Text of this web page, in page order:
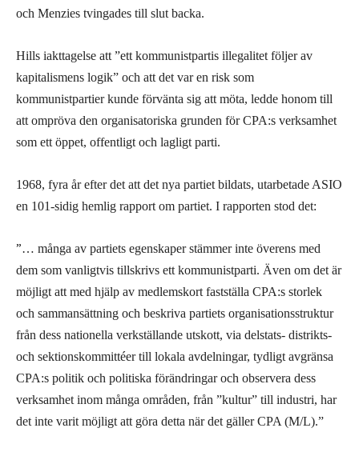
och Menzies tvingades till slut backa.
Hills iakttagelse att ”ett kommunistpartis illegalitet följer av
kapitalismens logik” och att det var en risk som
kommunistpartier kunde förvänta sig att möta, ledde honom till
att ompröva den organisatoriska grunden för CPA:s verksamhet
som ett öppet, offentligt och lagligt parti.
1968, fyra år efter det att det nya partiet bildats, utarbetade ASIO
en 101-sidig hemlig rapport om partiet. I rapporten stod det:
”… många av partiets egenskaper stämmer inte överens med
dem som vanligtvis tillskrivs ett kommunistparti. Även om det är
möjligt att med hjälp av medlemskort fastställa CPA:s storlek
och sammansättning och beskriva partiets organisationsstruktur
från dess nationella verkställande utskott, via delstats- distrikts-
och sektionskommittéer till lokala avdelningar, tydligt avgränsa
CPA:s politik och politiska förändringar och observera dess
verksamhet inom många områden, från ”kultur” till industri, har
det inte varit möjligt att göra detta när det gäller CPA (M/L).”